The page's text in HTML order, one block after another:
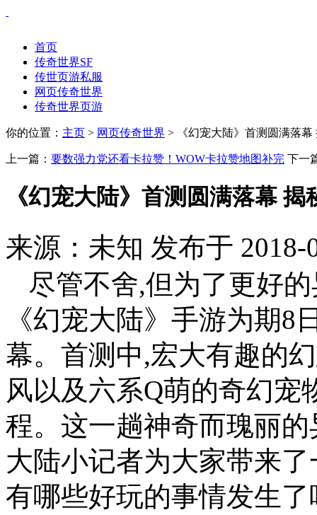
首页
传奇世界SF
传世页游私服
网页传奇世界
传奇世界页游
你的位置： 主页 > 网页传奇世界 > 《幻宠大陆》首测圆满落幕
上一篇： 要数强力党还看卡拉赞！WOW卡拉赞地图补完 下一
《幻宠大陆》首测圆满落幕 揭
来源：未知 发布于
尽管不舍,但为了更好
《幻宠大陆》手游为期
幕。首测中,宏大有趣的
风以及六系Q萌的奇幻
程。这一趟神奇而瑰丽
大陆小记者为大家带来
有哪些好玩的事情发生了